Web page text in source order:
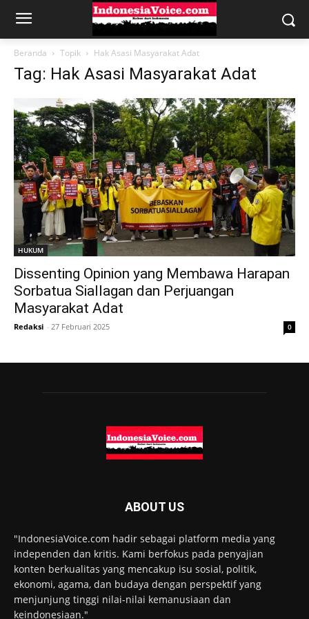
Beranda Topik Hak Asasi Masyarakat Adat
Tag: Hak Asasi Masyarakat Adat
HUKUM
Dissenting Opinion yang Membawa Harapan
Sorbatua Siallagan dan Perjuangan
Masyarakat Adat
Redaksi - 27 Februari 2025 0
ABOUT US
"IndonesiaVoice.com hadir sebagai platform media yang
independen dan kritis. Kami berfokus pada penyajian
konten berkualitas yang mencakup isu sosial, politik,
ekonomi, agama, dan budaya dengan perspektif yang
menjunjung tinggi nilai-nilai kemanusiaan dan
keindonesiaan."